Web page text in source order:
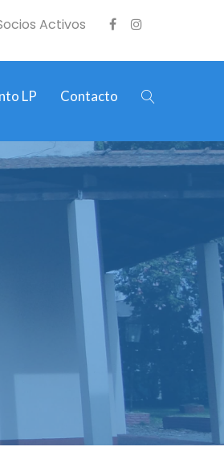
Activos
LP Contacto